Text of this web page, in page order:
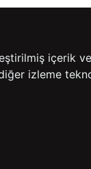
içerik
izleme